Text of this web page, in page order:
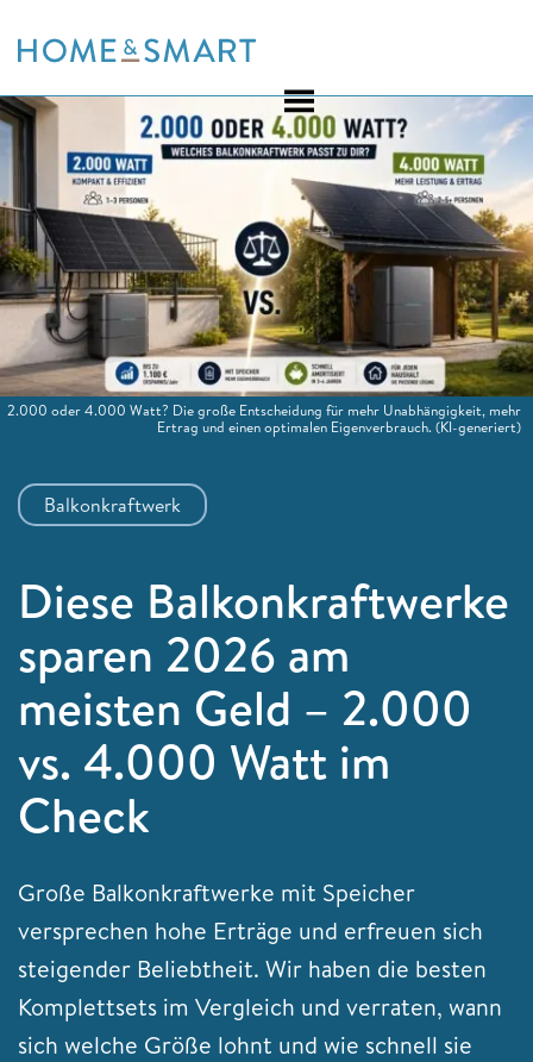
to
Balkonkraftwerk
Diese Balkonkraftwerke
sparen 2026 am
meisten Geld – 2.000
vs. 4.000 Watt im
Check
Große Balkonkraftwerke mit Speicher
versprechen hohe Erträge und erfreuen sich
steigender Beliebtheit. Wir haben die besten
Komplettsets im Vergleich und verraten, wann
sich welche Größe lohnt und wie schnell sie
2.000 oder 4.000 Watt? Die große Entscheidung für mehr Unabhängigkeit, mehr
Ertrag und einen optimalen Eigenverbrauch.(KI-generiert)